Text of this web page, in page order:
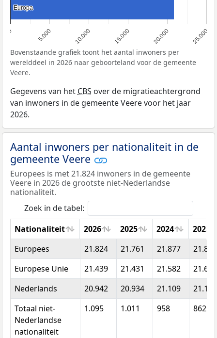
0 5.000 10.000 15.000 20.000 25.000
Europa
Europa
Bovenstaande grafiek toont het aantal inwoners per
werelddeel in 2026 naar geboorteland voor de gemeente
Veere.
Gegevens van het CBS over de migratieachtergrond
van inwoners in de gemeente Veere voor het jaar
2026.
Aantal inwoners per nationaliteit in de
gemeente Veere
Europees is met 21.824 inwoners in de gemeente
Veere in 2026 de grootste niet-Nederlandse
nationaliteit.
Zoek in de tabel:
Nationaliteit
2026 2025 2024
2023
Nationaliteit
2026 2025 2024 2023
Europees 21.824 21.761 21.877
21.870
Europese Unie
21.439 21.431 21.582
21.635
Nederlands
20.942 20.934 21.109
21.183
Totaal niet-
Nederlandse
nationaliteit
1.095 1.011 958 862